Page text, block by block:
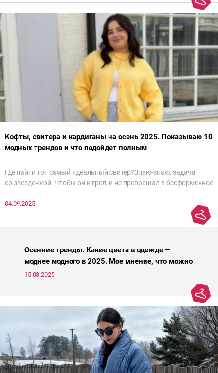
Кофты, свитера и кардиганы на осень 2025. Показываю 10
модных трендов и что подойдет полным
Где найти тот самый идеальный свитер?Знаю-знаю, задача
со звездочкой. Чтобы он и грел, и не превращал в бесформенное
паники.
04.09.2025
Осенние тренды. Какие цвета в одежде —
моднее модного в 2025. Мое мнение, что можно
носить, а что нет
15.08.2025